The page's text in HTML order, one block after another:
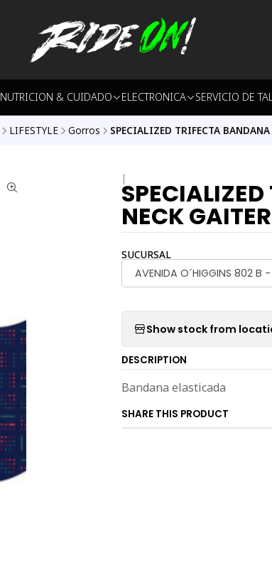
NUTRICION & CUIDADO ELECTRONICA SERVICIO DE
LIFESTYLE Gorros SPECIALIZED TRIFECTA
|
NECK GAITER
SUCURSAL
AVENIDA O´HIGGINS 802 B
Show stock from
DESCRIPTION
Bandana elasticada
SHARE THIS PRODUCT